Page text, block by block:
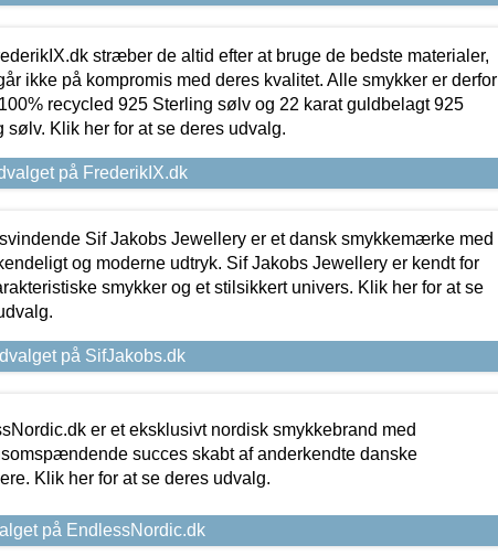
stræber de altid efter at bruge de bedste materialer,
ikke på kompromis med deres kvalitet. Alle smykker er derfor
recycled 925 Sterling sølv og 22 karat guldbelagt 925
sølv. Klik her for at se deres udvalg.
på FrederikIX.dk
Sif Jakobs Jewellery er et dansk smykkemærke med
og moderne udtryk. Sif Jakobs Jewellery er kendt for
smykker og et stilsikkert univers. Klik her for at se
på SifJakobs.dk
er et eksklusivt nordisk smykkebrand med
succes skabt af anderkendte danske
Klik her for at se deres udvalg.
på EndlessNordic.dk